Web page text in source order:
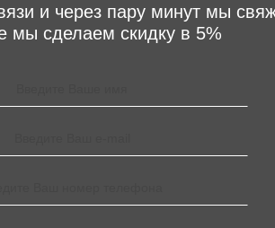
и через пару минут мы
мы сделаем скидку в 5%